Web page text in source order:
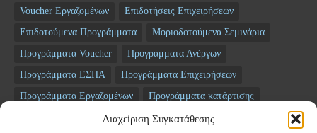
Διαχείριση Συγκατάθεσης
Voucher Εργαζομένων
Επιδοτήσεις Επιχειρήσεων
Επιδοτούμενα Προγράμματα
Μοριοδοτούμενα Σεμινάρια
Προγράμματα Voucher
Προγράμματα Ανέργων
Προγράμματα ΕΣΠΑ
Προγράμματα Επιχειρήσεων
Προγράμματα Εργαζομένων
Προγράμματα κατάρτισης
ΤΑΜΕΙΟ ΑΝΑΚΑΜΨΗΣ